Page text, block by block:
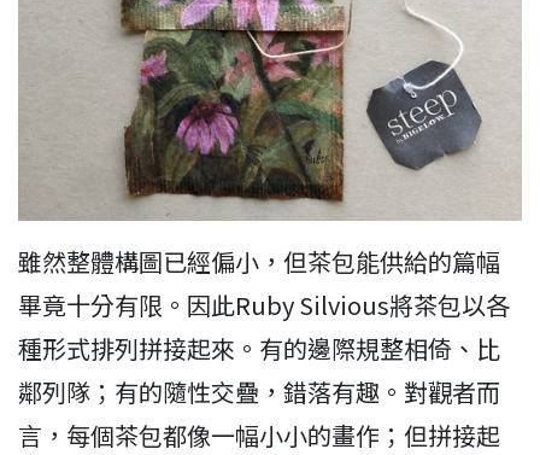
雖然整體構圖已經偏小，但茶包能供給的篇幅
畢竟十分有限。因此Ruby Silvious將茶包以各
種形式排列拼接起來。有的邊際規整相倚、比
鄰列隊；有的隨性交疊，錯落有趣。對觀者而
言，每個茶包都像一幅小小的畫作；但拼接起